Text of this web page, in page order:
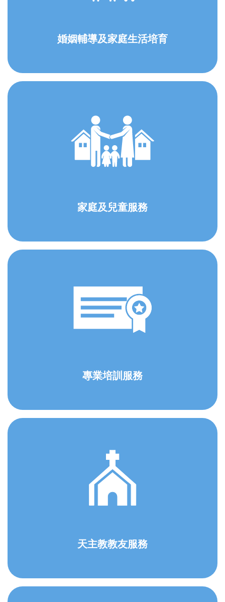
婚姻輔導及家庭生活培育
家庭及兒童服務
專業培訓服務
天主教教友服務